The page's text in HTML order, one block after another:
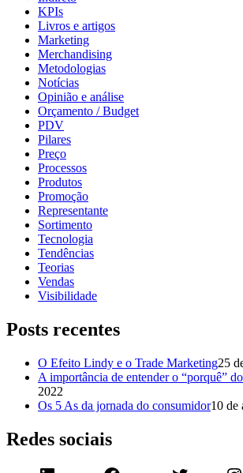
KPIs
Livros e artigos
Marketing
Merchandising
Metodologias
Notícias
Opinião e análise
Orçamento / Budget
PDV
Pilares
Preço
Processos
Produtos
Promoção
Representante
Sortimento
Tecnologia
Tendências
Teorias
Vendas
Visibilidade
Posts recentes
O Efeito Lindy e o Trade Marketing25
A importância de entender o “porquê”
2022
Os 5 As da jornada do consumidor10 de
Redes sociais